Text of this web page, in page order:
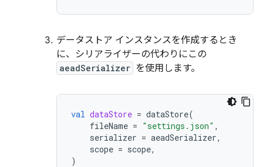
データストア インスタンスを作成するとき
に、シリアライザーの代わりにこの
aeadSerializer を使用します。
val dataStore = dataStore(
fileName = "settings.json" ,
serializer = aeadSerializer,
scope = scope,
)